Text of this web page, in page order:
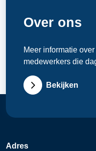
Over ons
Meer informatie
medewerkers die
Bekijken
Adres